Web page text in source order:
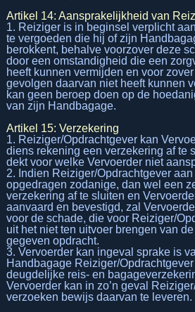
Artikel 14: Aansprakelijkheid van
1. Reiziger is in beginsel verplicht
te vergoeden die hij of zijn
berokkent, behalve voorzover deze
door een omstandigheid die een
heeft kunnen vermijden en voor
gevolgen daarvan niet heeft kunnen
kan geen beroep doen op de
van zijn Handbagage.
Artikel 15: Verzekering
1. Reiziger/Opdrachtgever kan
diens rekening een verzekering af te
dekt voor welke Vervoerder niet
2. Indien Reiziger/Opdrachtgever
opgedragen zodanige, dan wel een
verzekering af te sluiten en
aanvaard en bevestigd, zal
voor de schade, die voor Reiziger/
uit het niet ten uitvoer brengen van
gegeven opdracht.
3. Vervoerder kan ingeval sprake is
Handbagage Reiziger/
deugdelijke reis- en
Vervoerder kan in zo’n geval
verzoeken bewijs daarvan te leveren.